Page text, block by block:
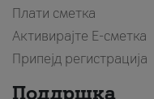
Плати сметка
Активирајте Е-сметка
Припејд регистрација
Поддршка